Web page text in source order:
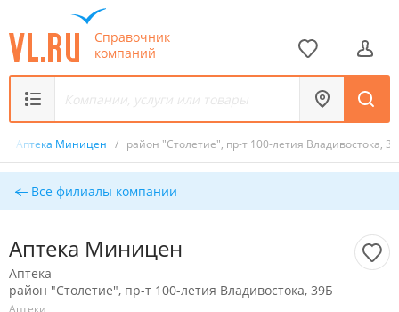
Справочник
компаний
Аптека Миницен / район "Столетие", пр-т 100-летия Владивостока,
Все филиалы компании
Аптека Миницен
Аптека
район "Столетие", пр-т 100-летия Владивостока, 39Б
Аптеки